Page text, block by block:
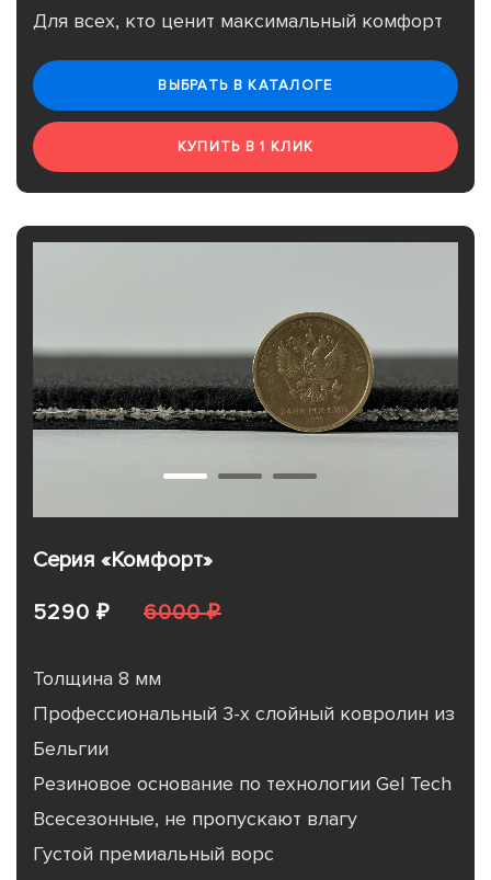
Для всех, кто ценит максимальный комфорт
ВЫБРАТЬ В КАТАЛОГЕ
КУПИТЬ В 1 КЛИК
Серия «Комфорт»
5290 ₽
6000 ₽
Толщина 8 мм
Профессиональный 3-х слойный ковролин из
Бельгии
Резиновое основание по технологии Gel Tech
Всесезонные, не пропускают влагу
Густой премиальный ворс